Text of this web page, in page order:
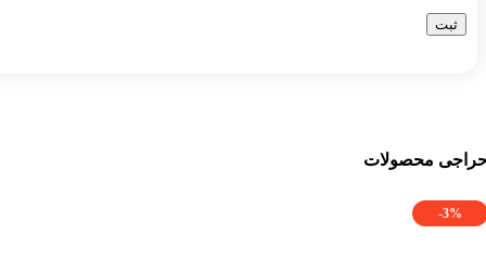
محصولات
-3%